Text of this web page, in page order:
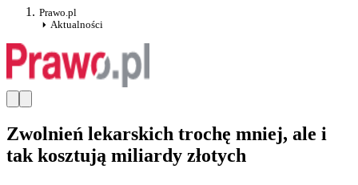
Prawo.pl
Aktualności
Zwolnień lekarskich trochę mniej, ale i
tak kosztują miliardy złotych